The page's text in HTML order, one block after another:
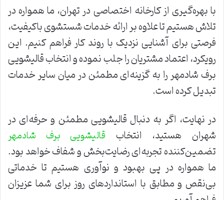
با بهره‌گیری از کارخانه اختصاصی در تهران، ما همواره در
تلاش هستیم تا علاوه بر ارائه خدمات شستشوی باکیفیت،
فرصتی برای آشنایی نزدیک با روند کار فراهم کنیم. این
رویکرد، اعتماد مشتریان را جلب نموده و انتخاب قالیشویی
برف شادمهر را به گزینه‌ای مطمئن در میان سایر خدمات
تبدیل کرده است.
در نهایت، اگر به دنبال قالیشویی مطمئن و حرفه‌ای در
شهران هستید، انتخاب قالیشویی برف شادمهر
تضمین‌کننده تجربه‌ای رضایت‌بخش و شفاف خواهد بود.
ما همواره در پی بهبود و نوآوری هستیم تا خدماتی
بی‌نقص و مطابق با استانداردهای روز برای شما عزیزان